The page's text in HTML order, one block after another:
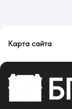
Карта сайта
Сведения об
Об Университете
Сотрудники и